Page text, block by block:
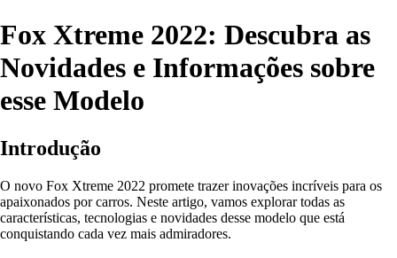
Fox Xtreme 2022: Descubra as
Novidades e Informações sobre
esse Modelo
Introdução
O novo Fox Xtreme 2022 promete trazer inovações incríveis para os
apaixonados por carros. Neste artigo, vamos explorar todas as
características, tecnologias e novidades desse modelo que está
conquistando cada vez mais admiradores.